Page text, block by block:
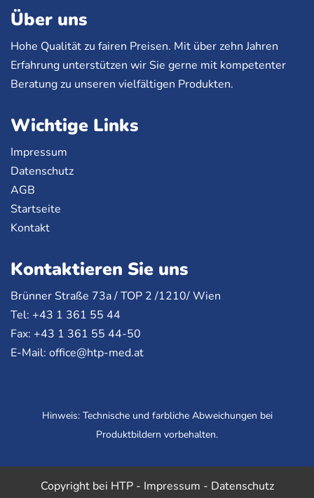
Über uns
Hohe Qualität zu fairen Preisen. Mit über zehn Jahren
Erfahrung unterstützen wir Sie gerne mit kompetenter
Beratung zu unseren vielfältigen Produkten.
Wichtige Links
Impressum
Datenschutz
AGB
Startseite
Kontakt
Kontaktieren Sie uns
Brünner Straße 73a /TOP 2 /1210/ Wien
Tel: +43 1 361 55 44
Fax: +43 1 361 55 44-50
E-Mail: office@htp-med.at
Hinweis: Technische und farbliche Abweichungen bei
Produktbildern vorbehalten.
Copyright bei HTP - Impressum - Datenschutz